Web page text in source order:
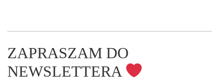
ZAPRASZAM DO
NEWSLETTERA